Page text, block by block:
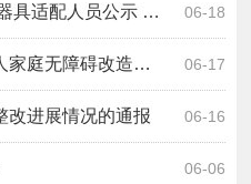
06-18
人员公示 （第二批）
06-17
改造项目变更人员公示
06-16
改进展情况的通报
06-06